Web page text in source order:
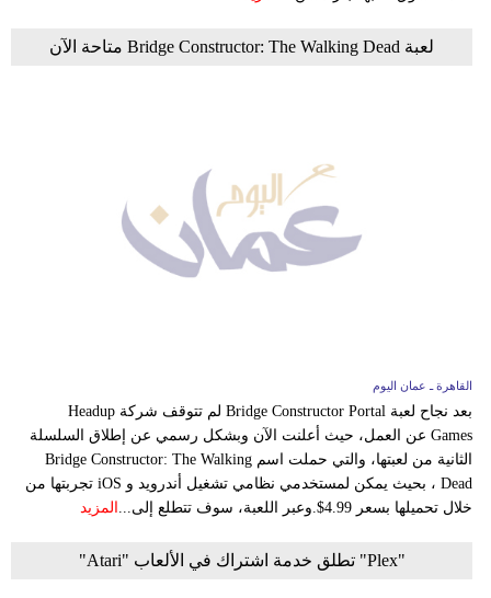
لعبة Bridge Constructor: The Walking Dead متاحة الآن
القاهرة ـ عمان اليوم
بعد نجاح لعبة Bridge Constructor Portal لم تتوقف شركة Headup
Games عن العمل، حيث أعلنت الآن وبشكل رسمي عن إطلاق السلسلة
الثانية من لعبتها، والتي حملت اسم Bridge Constructor: The Walking
Dead ، بحيث يمكن لمستخدمي نظامي تشغيل أندرويد و iOS تجربتها من
خلال تحميلها بسعر 4.99$.وعبر اللعبة، سوف تتطلع إلى...
المزيد
"Plex" تطلق خدمة اشتراك في الألعاب "Atari"